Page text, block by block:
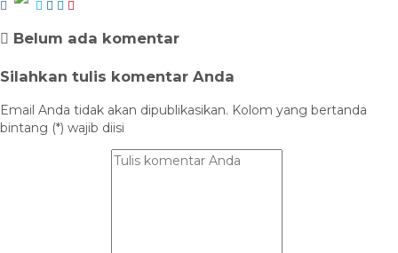
Belum ada komentar
Silahkan tulis komentar Anda
Email Anda tidak akan dipublikasikan. Kolom yang bertanda
bintang (*) wajib diisi